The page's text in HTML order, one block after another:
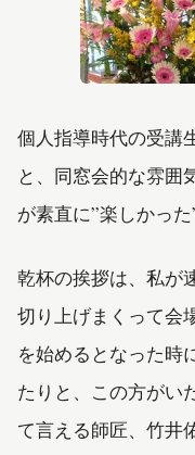
個人指導時代の受講
と、同窓会的な雰囲
が素直に”楽しかっ
乾杯の挨拶は、私が
切り上げまくって会
を始めるとなった時
たりと、この方がい
て言える師匠、竹井